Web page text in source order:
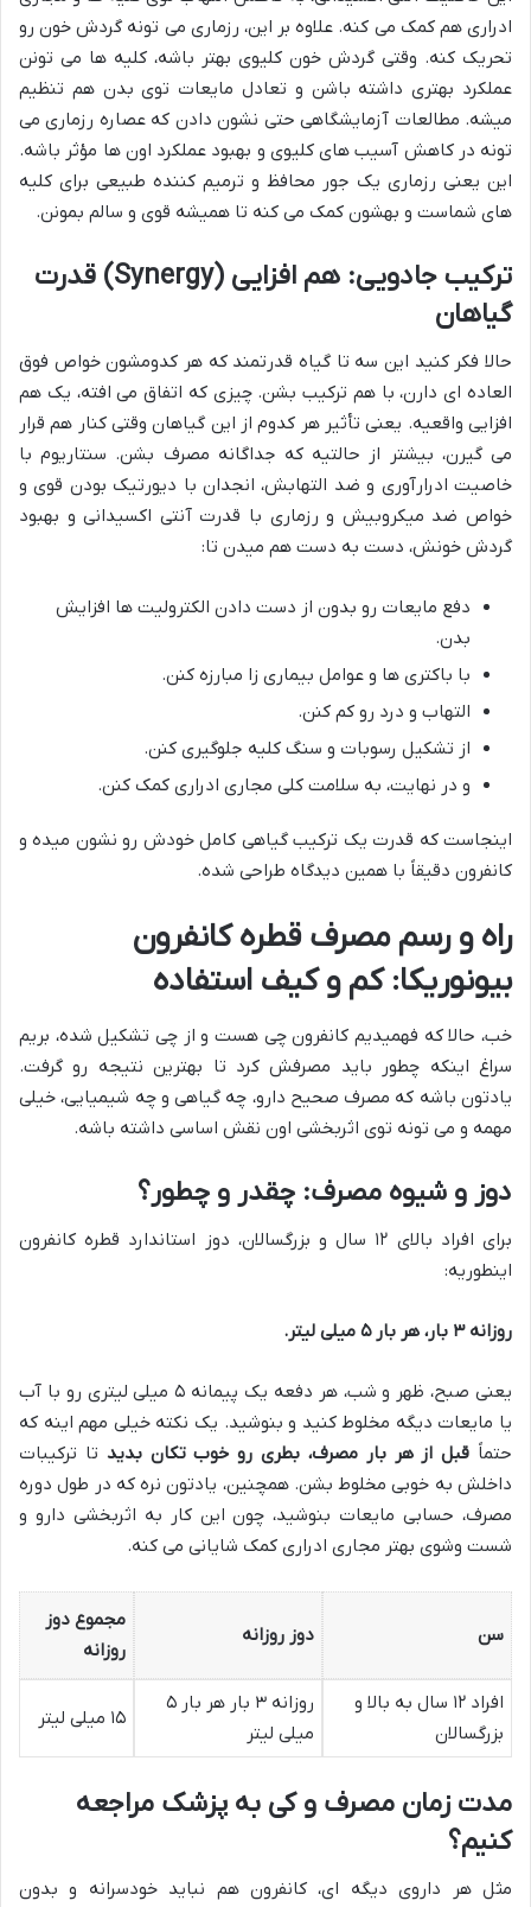
ادراری هم کمک می کنه. علاوه بر این، رزماری می تونه گردش خون رو
تحریک کنه. وقتی گردش خون کلیوی بهتر باشه، کلیه ها می تونن
عملکرد بهتری داشته باشن و تعادل مایعات توی بدن هم تنظیم
میشه. مطالعات آزمایشگاهی حتی نشون دادن که عصاره رزماری می
تونه در کاهش آسیب های کلیوی و بهبود عملکرد اون ها مؤثر باشه.
این یعنی رزماری یک جور محافظ و ترمیم کننده طبیعی برای کلیه
های شماست و بهشون کمک می کنه تا همیشه قوی و سالم بمونن.
ترکیب جادویی: هم افزایی (Synergy) قدرت
گیاهان
حالا فکر کنید این سه تا گیاه قدرتمند که هر کدومشون خواص فوق
العاده ای دارن، با هم ترکیب بشن. چیزی که اتفاق می افته، یک هم
افزایی واقعیه. یعنی تأثیر هر کدوم از این گیاهان وقتی کنار هم قرار
می گیرن، بیشتر از حالتیه که جداگانه مصرف بشن. سنتاریوم با
خاصیت ادرارآوری و ضد التهابش، انجدان با دیورتیک بودن قوی و
خواص ضد میکروبیش و رزماری با قدرت آنتی اکسیدانی و بهبود
گردش خونش، دست به دست هم میدن تا:
دفع مایعات رو بدون از دست دادن الکترولیت ها افزایش
بدن.
با باکتری ها و عوامل بیماری زا مبارزه کنن.
التهاب و درد رو کم کنن.
از تشکیل رسوبات و سنگ کلیه جلوگیری کنن.
و در نهایت، به سلامت کلی مجاری ادراری کمک کنن.
اینجاست که قدرت یک ترکیب گیاهی کامل خودش رو نشون میده و
کانفرون دقیقاً با همین دیدگاه طراحی شده.
راه و رسم مصرف قطره کانفرون
بیونوریکا: کم و کیف استفاده
خب، حالا که فهمیدیم کانفرون چی هست و از چی تشکیل شده، بریم
سراغ اینکه چطور باید مصرفش کرد تا بهترین نتیجه رو گرفت.
یادتون باشه که مصرف صحیح دارو، چه گیاهی و چه شیمیایی، خیلی
مهمه و می تونه توی اثربخشی اون نقش اساسی داشته باشه.
دوز و شیوه مصرف: چقدر و چطور؟
برای افراد بالای ۱۲ سال و بزرگسالان، دوز استاندارد قطره کانفرون
اینطوریه:
روزانه ۳ بار، هر بار ۵ میلی لیتر.
یعنی صبح، ظهر و شب، هر دفعه یک پیمانه ۵ میلی لیتری رو با آب
یا مایعات دیگه مخلوط کنید و بنوشید. یک نکته خیلی مهم اینه که
حتماً قبل از هر بار مصرف، بطری رو خوب تکان بدید تا ترکیبات
داخلش به خوبی مخلوط بشن. همچنین، یادتون نره که در طول دوره
مصرف، حسابی مایعات بنوشید، چون این کار به اثربخشی دارو و
شست وشوی بهتر مجاری ادراری کمک شایانی می کنه.
سن دوز روزانه
مجموع دوز
روزانه
افراد ۱۲ سال به بالا و
بزرگسالان
روزانه ۳ بار هر بار ۵
میلی لیتر
۱۵ میلی لیتر
مدت زمان مصرف و کی به پزشک مراجعه
کنیم؟
مثل هر داروی دیگه ای، کانفرون هم نباید خودسرانه و بدون